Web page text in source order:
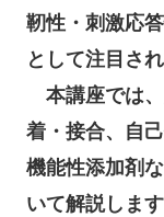
靭性・刺激応
として注目さ
本講座では
着・接合、自
機能性添加剤
いて解説します